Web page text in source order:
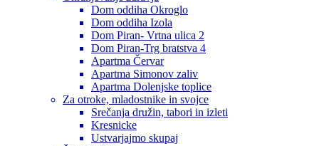
Dom oddiha Okroglo
Dom oddiha Izola
Dom Piran- Vrtna ulica 2
Dom Piran-Trg bratstva 4
Apartma Červar
Apartma Simonov zaliv
Apartma Dolenjske toplice
Za otroke, mladostnike in svojce
Srečanja družin, tabori in izleti
Kresnicke
Ustvarjajmo skupaj